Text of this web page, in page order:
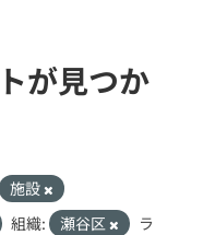
が見つか
施設
組織: 瀬谷区
ラ